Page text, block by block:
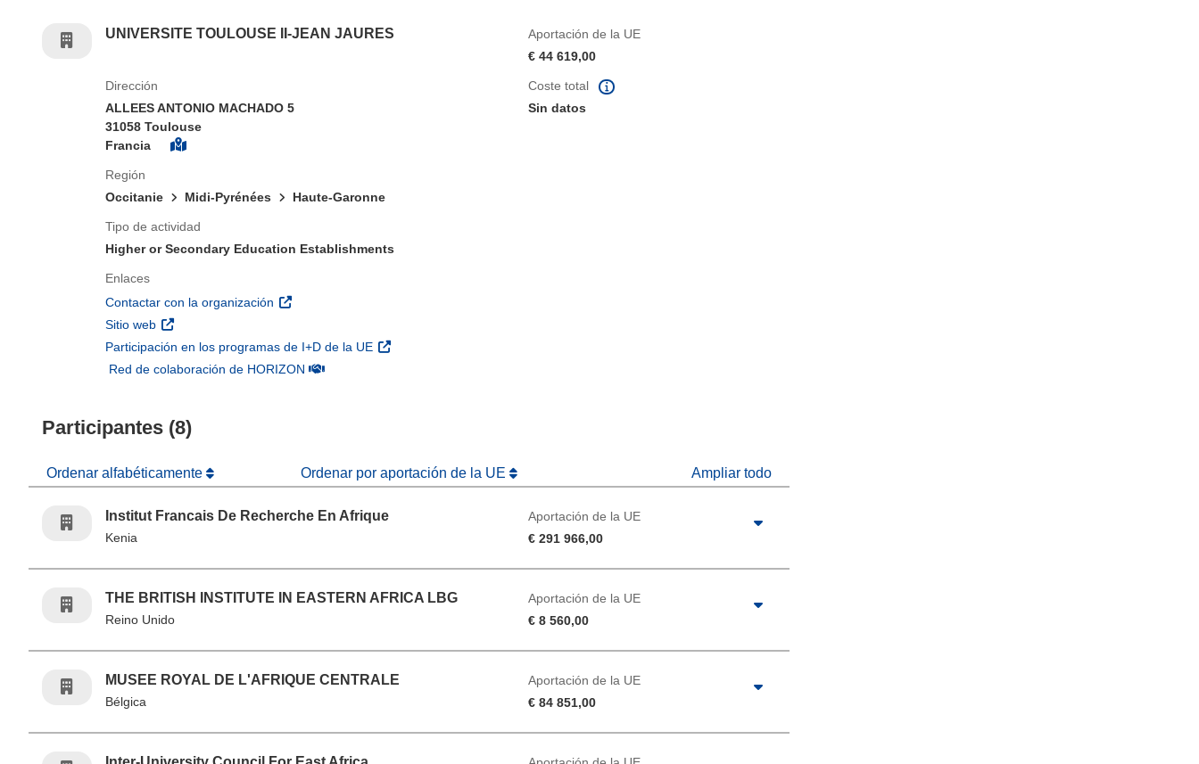
UNIVERSITE TOULOUSE II-JEAN JAURES
Aportación de la UE
€ 44 619,00
Dirección
ALLEES ANTONIO MACHADO 5
31058 Toulouse
Francia
Región
Occitanie
Midi-Pyrénées Haute-Garonne
Tipo de actividad
Higher or Secondary Education Establishments
Enlaces
Contactar con la organización (se abrirá en una nueva ventana)
Sitio web (se abrirá en una nueva ventana)
Participación en los programas de I+D de la UE (se abrirá en una nueva ventana)
Red de colaboración de HORIZON(se abrirá en una nueva ventana)
Coste total
Sin datos
Participantes (8)
Ordenar alfabéticamente Ordenar por aportación de la UE Ampliar todo
Institut Francais De Recherche En Afrique
Kenia
Aportación de la UE
€ 291 966,00
THE BRITISH INSTITUTE IN EASTERN AFRICA LBG
Reino Unido
Aportación de la UE
€ 8 560,00
MUSEE ROYAL DE L'AFRIQUE CENTRALE
Bélgica
Aportación de la UE
€ 84 851,00